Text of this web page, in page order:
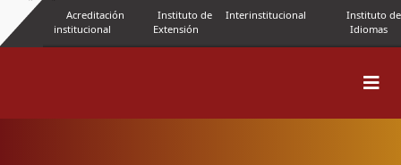
Acreditación
institucional
Instituto de
Extensión
Interinstitucional
Instituto de
Idiomas